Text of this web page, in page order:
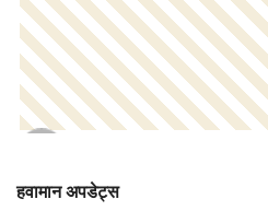
हवामान अपडेट्स